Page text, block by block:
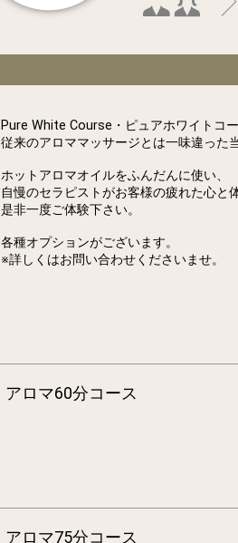
Pure White Course・ピュアホワイトコ
従来のアロママッサージとは一味違った
ホットアロマオイルをふんだんに使い、
自慢のセラピストがお客様の疲れた心と
是非一度ご体験下さい。
各種オプションがございます。
※詳しくはお問い合わせくださいませ。
アロマ60分コース
アロマ75分コース